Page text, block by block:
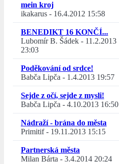
mein kroj
ikakarus - 16.4.2012 15:58
BENEDIKT 16 KONČÍ...
Lubomír B. Šádek - 11.2.2013
23:03
Poděkování od srdce!
Babča Lipča - 1.4.2013 19:57
Sejde z očí, sejde z mysli!
Babča Lipča - 4.10.2013 16:50
Nádraží - brána do města
Primitif- 19.11.2013 15:15
Partnerská města
Milan Bárta - 3.4.2014 20:24